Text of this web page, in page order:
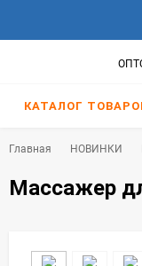
КАТАЛОГ
Главная НОВИНКИ
Массажер